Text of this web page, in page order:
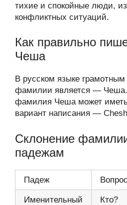
тихие и спокойные люди,
конфликтных ситуаций.
Как правильно
Чеша
В русском языке
фамилии является — Чеша.
фамилия Чеша может
вариант написания —
Склонение
падежам
Падеж Вопрос
Именительный Кто?